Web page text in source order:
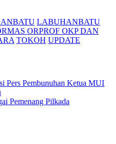
LABUHANBATU
ORPROF OKP DAN
TOKOH UPDATE
Pers Pembunuhan Ketua MUI
Pemenang Pilkada